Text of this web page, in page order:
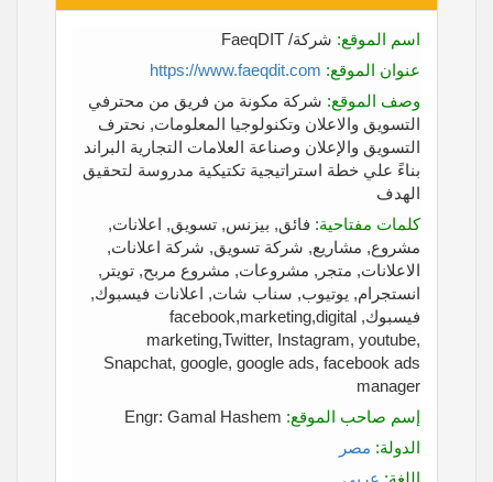
اسم الموقع: شركة/ FaeqDIT
عنوان الموقع: https://www.faeqdit.com
وصف الموقع: شركة مكونة من فريق من محترفي
التسويق والاعلان وتكنولوجيا المعلومات, نحترف
التسويق والإعلان وصناعة العلامات التجارية البراند
بناءً علي خطة استراتيجية تكتيكية مدروسة لتحقيق
الهدف
كلمات مفتاحية: فائق, بيزنس, تسويق, اعلانات,
مشروع, مشاريع, شركة تسويق, شركة اعلانات,
الاعلانات, متجر, مشروعات, مشروع مربح, تويتر,
انستجرام, يوتيوب, سناب شات, اعلانات فيسبوك,
فيسبوك, facebook,marketing,digital
marketing,Twitter, Instagram, youtube,
Snapchat, google, google ads, facebook ads
manager
إسم صاحب الموقع:
الدولة: مصر
اللغة: عربي